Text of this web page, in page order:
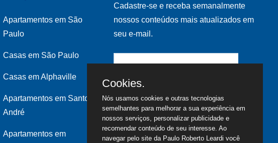
Apartamentos em São
Paulo
Casas em São Paulo
Casas em Alphaville
Apartamentos em Santo
André
Apartamentos em
Cadastre-se e receba semanalmente
nossos conteúdos mais atualizados em
seu e-mail.
Cookies.
Nós usamos cookies e outras tecnologias
semelhantes para melhorar a sua experiência em
nossos serviços, personalizar publicidade e
recomendar conteúdo de seu interesse. Ao
navegar pelo site da Paulo Roberto Leardi você